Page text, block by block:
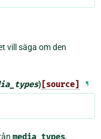
vill säga om den
) [source] ¶
media_types,